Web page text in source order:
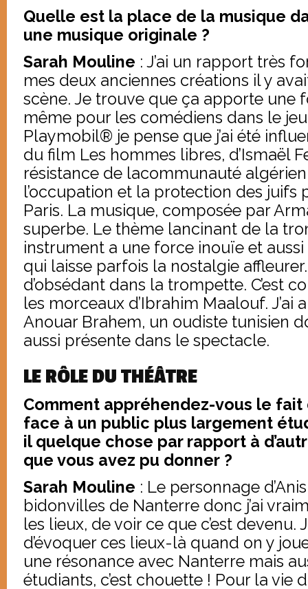
Quelle est la place de la musique
une musique originale ?
Sarah Mouline : J’ai un rapport très
mes deux anciennes créations il y
scène. Je trouve que ça apporte une
même pour les comédiens dans le
Playmobil® je pense que j’ai été
du film Les hommes libres, d’Ismaël
résistance de lacommunauté
l’occupation et la protection des juifs
Paris. La musique, composée par
superbe. Le thème lancinant de la
instrument a une force inouïe et
qui laisse parfois la nostalgie
d’obsédant dans la trompette. C’est
les morceaux d’Ibrahim Maalouf. J’ai
Anouar Brahem, un oudiste tunisien
aussi présente dans le spectacle.
LE RÔLE DU THÉÂTRE
Comment appréhendez-vous le
face à un public plus largement
il quelque chose par rapport à
que vous avez pu donner ?
Sarah Mouline : Le personnage
bidonvilles de Nanterre donc j’ai
les lieux, de voir ce que c’est
d’évoquer ces lieux-là quand on y
une résonance avec Nanterre mais
étudiants, c’est chouette ! Pour la vie